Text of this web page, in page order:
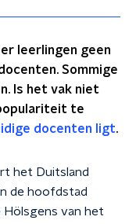
leerlingen geen
Sommige
Is het vak niet
te
docenten ligt.
het Duitsland
de hoofdstad
Hölsgens van het